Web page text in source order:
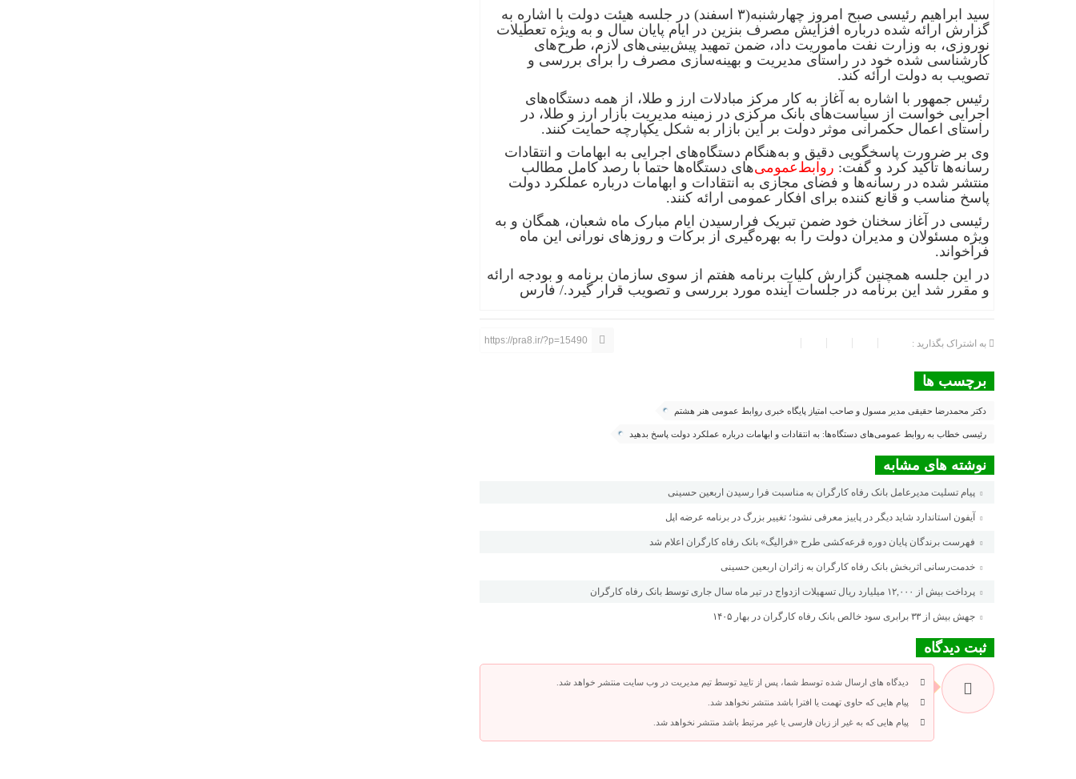
سید ابراهیم رئیسی صبح امروز چهارشنبه(۳ اسفند) در جلسه هیئت دولت با اشاره به
گزارش ارائه شده درباره افزایش مصرف بنزین در ایام پایان سال و به ویژه تعطیلات
نوروزی، به وزارت نفت ماموریت داد، ضمن تمهید پیش‌بینی‌های لازم، طرح‌های
کارشناسی شده خود در راستای مدیریت و بهینه‌سازی مصرف را برای بررسی و
تصویب به دولت ارائه کند.
رئیس جمهور با اشاره به آغاز به کار مرکز مبادلات ارز و طلا، از همه دستگاه‌های
اجرایی خواست از سیاست‌های بانک مرکزی در زمینه مدیریت بازار ارز و طلا، در
راستای اعمال حکمرانی موثر دولت بر این بازار به شکل یکپارچه حمایت کنند.
وی بر ضرورت پاسخگویی دقیق و به‌هنگام دستگاه‌های اجرایی به ابهامات و انتقادات
رسانه‌ها تاکید کرد و گفت: روابط‌عمومی‌های دستگاه‌ها حتما با رصد کامل مطالب
منتشر شده در رسانه‌ها و فضای مجازی به انتقادات و ابهامات درباره عملکرد دولت
پاسخ مناسب و قانع کننده برای افکار عمومی ارائه کنند.
رئیسی در آغاز سخنان خود ضمن تبریک فرارسیدن ایام مبارک ماه شعبان، همگان و به
ویژه مسئولان و مدیران دولت را به بهره‌گیری از برکات و روزهای نورانی این ماه
فراخواند.
در این جلسه همچنین گزارش کلیات برنامه هفتم از سوی سازمان برنامه و بودجه ارائه
و مقرر شد این برنامه در جلسات آینده مورد بررسی و تصویب قرار گیرد./ فارس
به اشتراک بگذارید : https://pra8.ir/?p=15490
برچسب ها
دکتر محمدرضا حقیقی مدیر مسول و صاحب امتیاز پایگاه خبری روابط عمومی هنر هشتم
رئیسی خطاب به روابط عمومی‌های دستگاه‌ها: به انتقادات و ابهامات درباره عملکرد دولت پاسخ بدهید
نوشته های مشابه
پیام تسلیت مدیرعامل بانک رفاه کارگران به مناسبت فرا رسیدن اربعین حسینی
آیفون استاندارد شاید دیگر در پاییز معرفی نشود؛ تغییر بزرگ در برنامه عرضه اپل
فهرست برندگان پایان دوره قرعه‌کشی طرح «فرالیگ» بانک رفاه کارگران اعلام شد
خدمت‌رسانی اثربخش بانک رفاه کارگران به زائران اربعین حسینی
پرداخت بیش از ۱۲,۰۰۰ میلیارد ریال تسهیلات ازدواج در تیر ماه سال جاری توسط بانک رفاه کارگران
جهش بیش از ۳۳ برابری سود خالص بانک رفاه کارگران در بهار ۱۴۰۵
ثبت دیدگاه
دیدگاه های ارسال شده توسط شما، پس از تایید توسط تیم مدیریت در وب سایت منتشر خواهد شد.
پیام هایی که حاوی تهمت یا افترا باشد منتشر نخواهد شد.
پیام هایی که به غیر از زبان فارسی یا غیر مرتبط باشد منتشر نخواهد شد.